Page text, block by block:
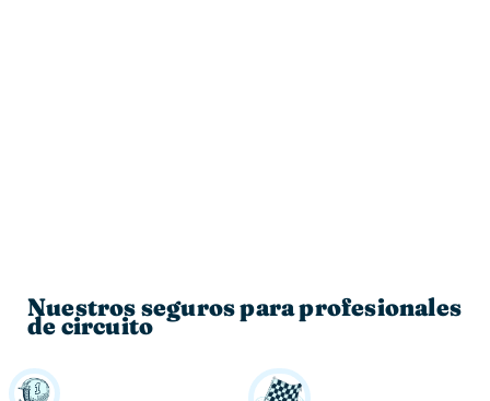
Nuestros seguros para profesionales
de circuito